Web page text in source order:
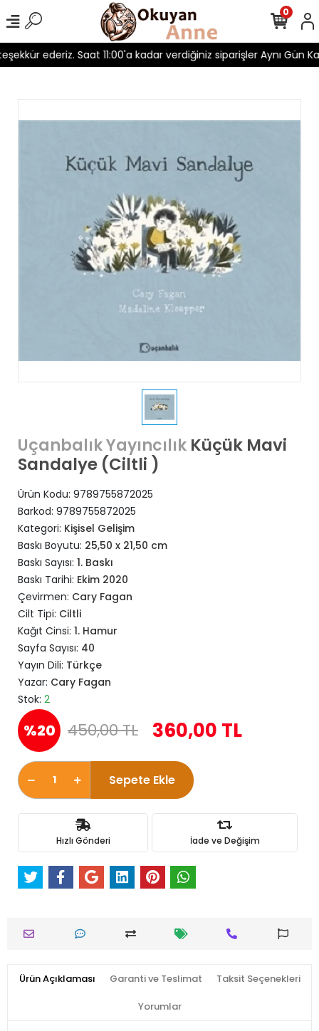
ederiz. Saat 11:00'a kadar verdiğiniz siparişler Aynı Gün
0
Uçanbalık Yayıncılık Küçük Mavi
Sandalye (Ciltli )
Ürün Kodu: 9789755872025
Barkod: 9789755872025
Kategori: Kişisel Gelişim
Baskı Boyutu: 25,50 x 21,50 cm
Baskı Sayısı: 1. Baskı
Baskı Tarihi: Ekim 2020
Çevirmen: Cary Fagan
Cilt Tipi: Ciltli
Kağıt Cinsi: 1. Hamur
Sayfa Sayısı: 40
Yayın Dili: Türkçe
Yazar: Cary Fagan
Stok: 2
%20 450,00 TL 360,00 TL
Sepete Ekle
Hızlı Gönderi İade ve Değişim
Ürün Açıklaması Garanti ve Teslimat Taksit Seçenekleri
Yorumlar